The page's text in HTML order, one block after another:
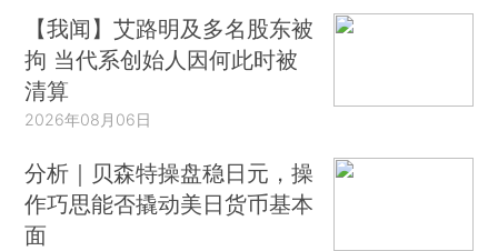
【我闻】艾路明及多名股东被
拘 当代系创始人因何此时被
清算
2026年08月06日
分析｜贝森特操盘稳日元，操
作巧思能否撬动美日货币基本
面